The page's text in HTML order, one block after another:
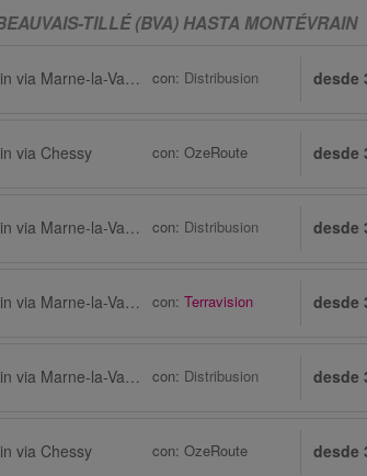
TILLÉ (BVA) HASTA MONTÉVRAIN
Montévrain via Marne-la-Vallée con: Distribusion desde
via Chessy con: OzeRoute desde
Montévrain via Marne-la-Vallée con: Distribusion desde
Montévrain via Marne-la-Vallée con: Terravision desde
Montévrain via Marne-la-Vallée con: Distribusion desde
via Chessy con: OzeRoute desde